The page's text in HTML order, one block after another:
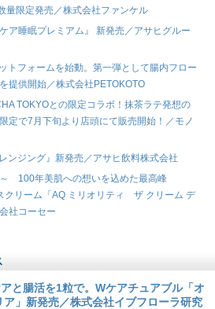
量限定発売／株式会社ファンケル
ア睡眠プレミアム』 新発売／アサヒグルー
トフォームを始動。第一弾として腸内フロー
提供開始／株式会社PETOKOTO
TOKYOとの限定コラボ！抹茶ラテ発想の
定で7月下旬より店頭にて販売開始！／モノ
ンジング』新発売／アサヒ飲料株式会社
100年美肌への想いを込めた最高峰
クリーム「AQ ミリオリティ ザ クリーム デ
社コーセー
と腸活を1粒で。Wケアチュアブル「オ
ア」新発売／株式会社イブフローラ研究